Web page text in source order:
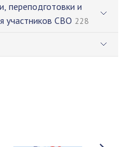
переподготовки и
участников СВО 228